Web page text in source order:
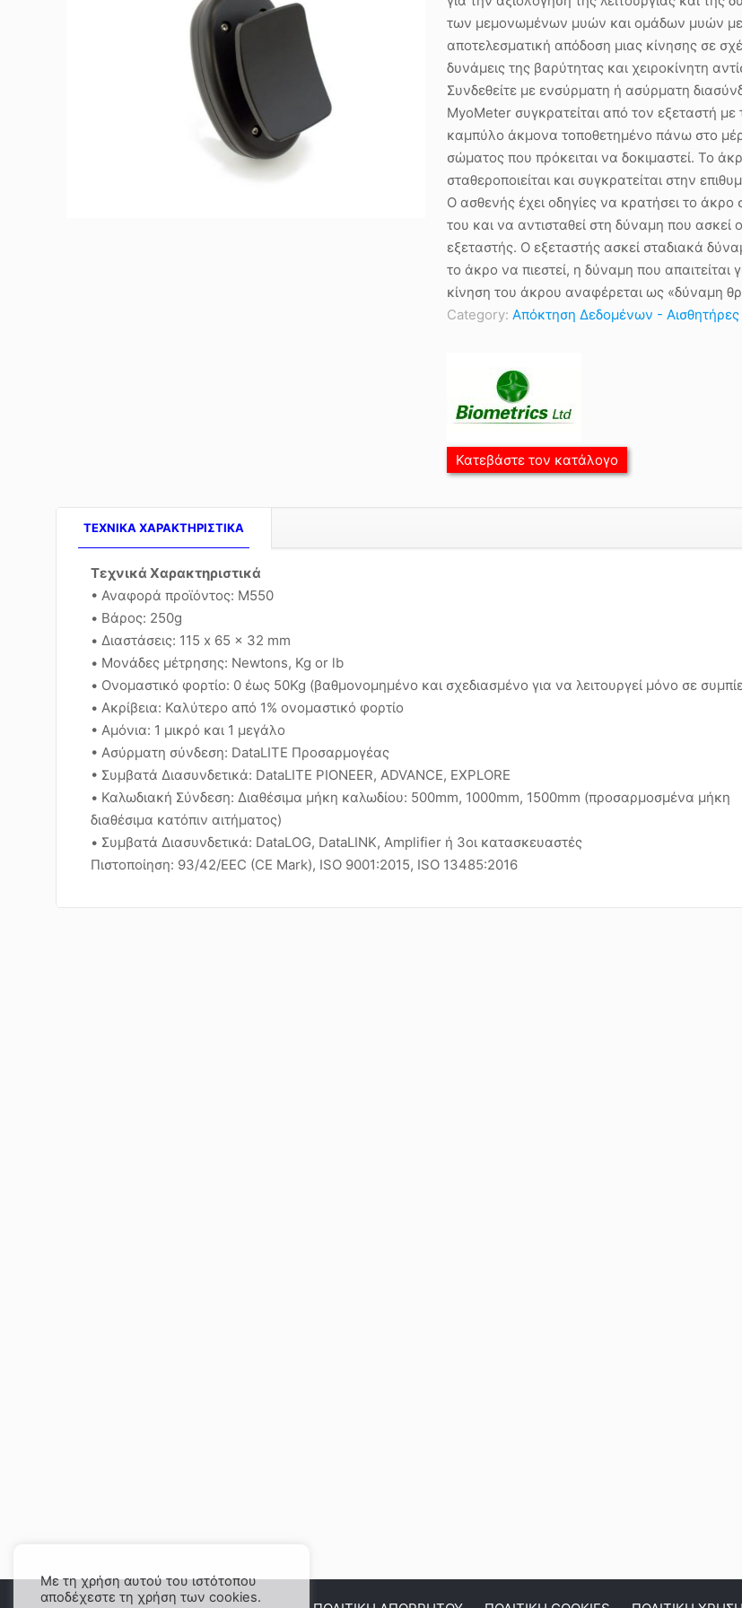
των μεμονωμένων μυών και ομάδων μυών
αποτελεσματική απόδοση μιας κίνησης σε
δυνάμεις της βαρύτητας και χειροκίνητη
Συνδεθείτε με ενσύρματη ή ασύρματη
MyoMeter συγκρατείται από τον εξεταστή με
καμπύλο άκμονα τοποθετημένο πάνω στο
σώματος που πρόκειται να δοκιμαστεί. Το
σταθεροποιείται και συγκρατείται στην
Ο ασθενής έχει οδηγίες να κρατήσει το άκρο
του και να αντισταθεί στη δύναμη που ασκεί ο
εξεταστής. Ο εξεταστής ασκεί σταδιακά
το άκρο να πιεστεί, η δύναμη που απαιτείται
κίνηση του άκρου αναφέρεται ως «δύναμη
Category: Απόκτηση Δεδομένων - Αισθητήρες
Κατεβάστε τον κατάλογο
TEXNIKA ΧΑΡΑΚΤΗΡΙΣΤΙΚΑ
Τεχνικά Χαρακτηριστικά
• Αναφορά προϊόντος: M550
• Βάρος: 250g
• Διαστάσεις: 115 x 65 x 32 mm
• Μονάδες μέτρησης: Newtons, Kg or lb
• Ονομαστικό φορτίο: 0 έως 50Kg (βαθμονομημένο και σχεδιασμένο για να λειτουργεί μόνο σε
• Ακρίβεια: Καλύτερο από 1% ονομαστικό φορτίο
• Αμόνια: 1 μικρό και 1 μεγάλο
• Ασύρματη σύνδεση: DataLITE Προσαρμογέας
• Συμβατά Διασυνδετικά: DataLITE PIONEER, ADVANCE, EXPLORE
• Καλωδιακή Σύνδεση: Διαθέσιμα μήκη καλωδίου: 500mm, 1000mm, 1500mm (προσαρμοσμένα μήκη
διαθέσιμα κατόπιν αιτήματος)
• Συμβατά Διασυνδετικά: DataLOG, DataLINK, Amplifier ή 3οι κατασκευαστές
Πιστοποίηση: 93/42/EEC (CE Mark), ISO 9001:2015, ISO 13485:2016
Με τη χρήση αυτού του ιστότοπου
αποδέχεστε τη χρήση των cookies.